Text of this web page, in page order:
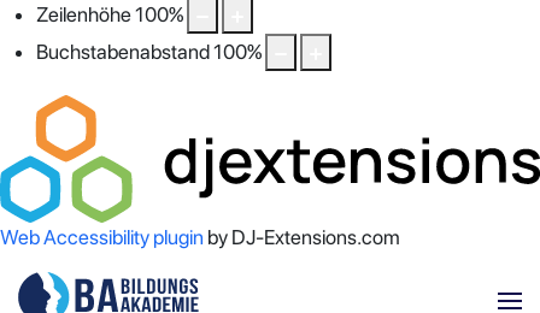
Zeilenhöhe100%
Buchstabenabstand100%
Web Accessibility plugin by DJ-Extensions.com